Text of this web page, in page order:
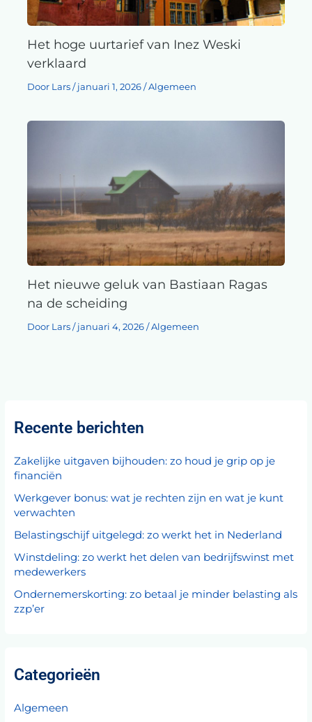
Het hoge uurtarief van Inez Weski
verklaard
Door Lars / januari 1, 2026 /Algemeen
Het nieuwe geluk van Bastiaan Ragas
na de scheiding
Door Lars / januari 4, 2026 /Algemeen
Recente berichten
Zakelijke uitgaven bijhouden: zo houd je grip op je
financiën
Werkgever bonus: wat je rechten zijn en wat je kunt
verwachten
Belastingschijf uitgelegd: zo werkt het in Nederland
Winstdeling: zo werkt het delen van bedrijfswinst met
medewerkers
Ondernemerskorting: zo betaal je minder belasting als
zzp’er
Categorieën
Algemeen